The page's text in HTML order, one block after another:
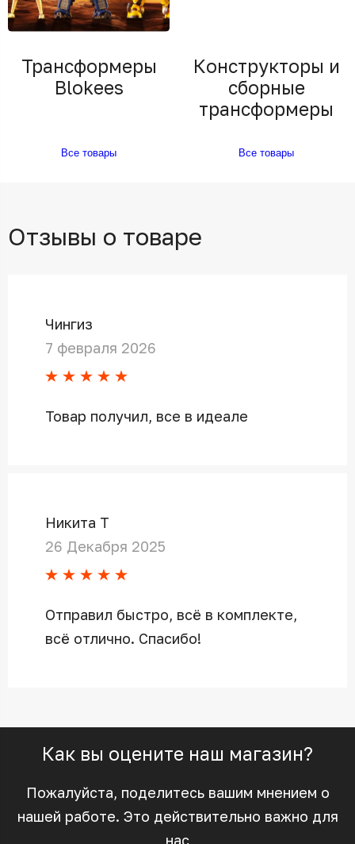
Трансформеры
Blokees
Все товары
Конструкторы и
сборные
трансформеры
Все товары
Отзывы о товаре
Чингиз
7 февраля 2026
Товар получил, все в идеале
Никита Т
26 Декабря 2025
Отправил быстро, всё в комплекте,
всё отлично. Спасибо!
Как вы оцените наш магазин?
Пожалуйста, поделитесь вашим мнением о
нашей работе. Это действительно важно для
нас